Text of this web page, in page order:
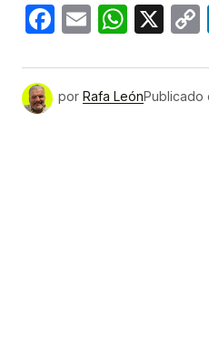
Facebook
Email X
por Rafa LeónPublicado